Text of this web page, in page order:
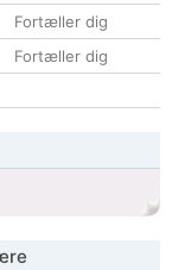
Fortæller dig
Fortæller dig